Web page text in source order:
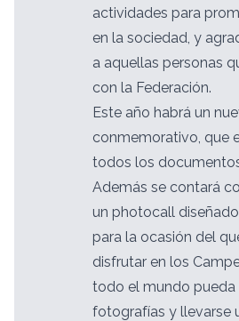
actividades para
en la sociedad, y
a aquellas personas
con la Federación.
Este año habrá un
conmemorativo, que
todos los
Además se contará
un photocall
para la ocasión del
disfrutar en los
todo el mundo pueda
fotografías y llevarse